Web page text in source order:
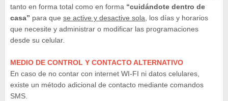
tanto en forma total como en forma “cuidándote dentro de
casa” para que se active y desactive sola , los días y horarios
que necesite y administrar o modificar las programaciones
desde su celular.
MEDIO DE CONTROL Y CONTACTO ALTERNATIVO
En caso de no contar con internet WI-FI ni datos celulares,
existe un método adicional de contacto mediante comandos
SMS.